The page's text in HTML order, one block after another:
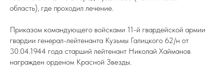
область), где проходил лечение.
Приказом командующего войсками 11-й гвардейской армии
гвардии генерал-лейтенанта Кузьмы Галицкого 62/н от
30.04.1944 года старший лейтенант Николай Хайманов
награжден орденом Красной Звезды.